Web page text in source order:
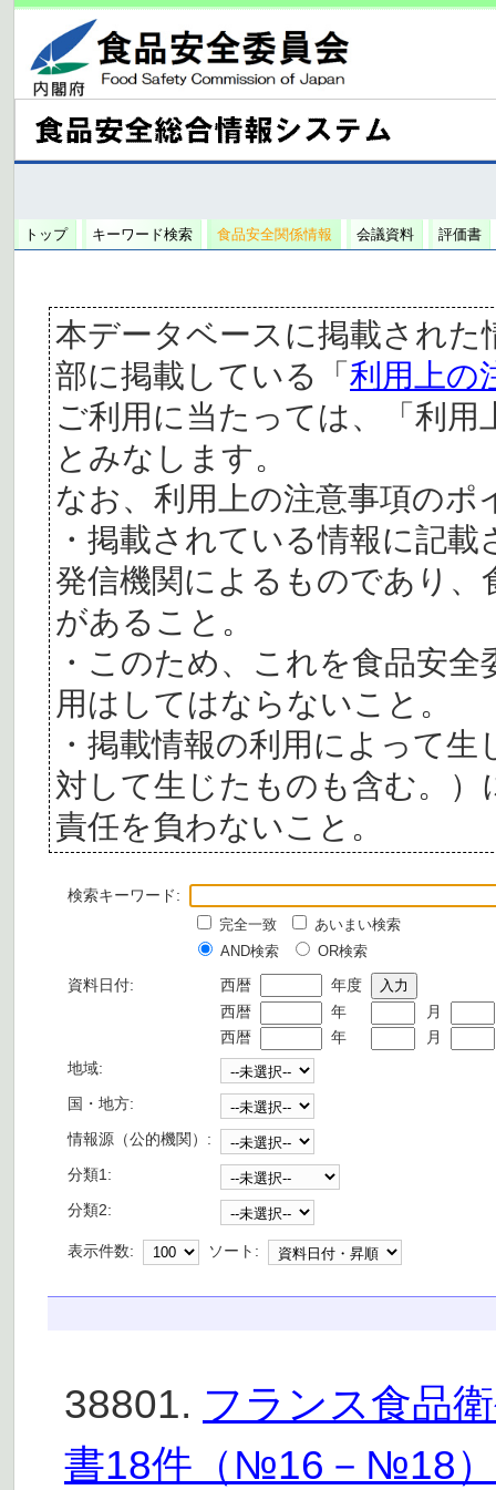
トップ キーワード検索 食品安全関係情報 会議資料 評価書
本データベースに掲載され
部に掲載している「利用上の
ご利用に当たっては、「利
とみなします。
なお、利用上の注意事項の
・掲載されている情報に記
発信機関によるものであり、
があること。
・このため、これを食品安
用はしてはならないこと。
・掲載情報の利用によって
対して生じたものも含む。
責任を負わないこと。
検索キーワード:
完全一致
あいまい検索
AND検索
OR検索
資料日付: 西暦
年度
西暦
年
月
西暦
年
月
地域:
国・地方:
情報源（公的機関）:
分類1:
分類2:
表示件数: ソート:
38801. フランス食品
書18件（№16－№18）